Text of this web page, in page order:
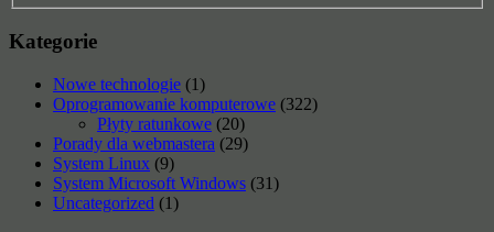
Kategorie
Nowe technologie (1)
Oprogramowanie komputerowe (322)
Płyty ratunkowe (20)
Porady dla webmastera (29)
System Linux (9)
System Microsoft Windows (31)
Uncategorized (1)